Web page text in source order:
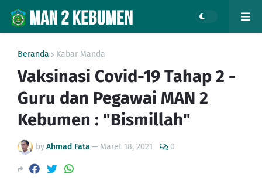
Beranda Kabar Manda
Vaksinasi Covid-19 Tahap 2 -
Guru dan Pegawai MAN 2
Kebumen : "Bismillah"
byAhmad Fata — Maret 18, 2021 0